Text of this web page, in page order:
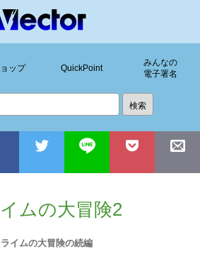
ップ QuickPoint
みんなの
電子署名
ムの大冒険2
ライムの大冒険の続編